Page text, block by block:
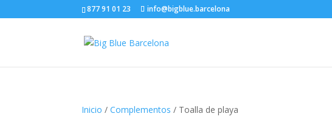
877 91 01 23 info@bigblue.barcelona
Inicio /Complementos / Toalla de playa